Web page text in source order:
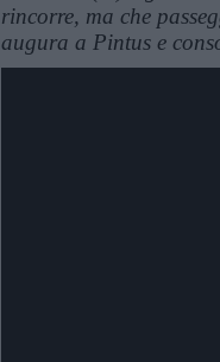
rincorre, ma che
augura a Pintus e